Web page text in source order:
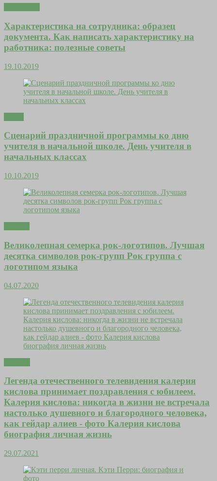
Характеристика на сотрудника: образец
документа. Как написать характеристику на
работника: полезные советы
19.10.2019
Сценарий праздничной программы ко дню
учителя в начальной школе. День учителя в
начальных классах
10.10.2019
Великолепная семерка рок-логотипов. Лучшая
десятка символов рок-групп Рок группа с
логотипом языка
04.07.2020
Легенда отечественного телевидения калерия
кислова принимает поздравления с юбилеем.
Калерия кислова: никогда в жизни не встречала
настолько душевного и благородного человека,
как гейдар алиев - фото Калерия кислова
биография личная жизнь
29.07.2021